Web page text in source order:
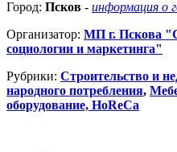
Город: Псков - информация о
Организатор: МП г. Пскова
социологии и маркетинга"
Рубрики: Строительство и
народного потребления,
оборудование, HoReCa